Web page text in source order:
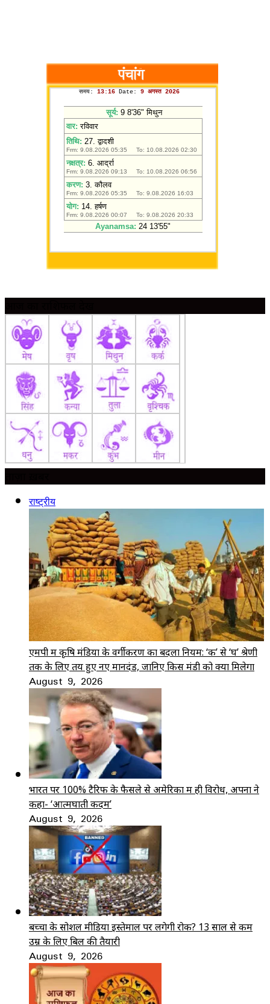
राष्ट्रीय
एमपी में कृषि मंडियों के वर्गीकरण का बदला नियम: ‘क’ से ‘घ’ श्रेणी
तक के लिए तय हुए नए मानदंड, जानिए किस मंडी को क्या मिलेगा
August 9, 2026
भारत पर 100% टैरिफ के फैसले से अमेरिका में ही विरोध, अपनों ने
कहा- ‘आत्मघाती कदम’
August 9, 2026
बच्चों के सोशल मीडिया इस्तेमाल पर लगेगी रोक? 13 साल से कम
उम्र के लिए बिल की तैयारी
August 9, 2026